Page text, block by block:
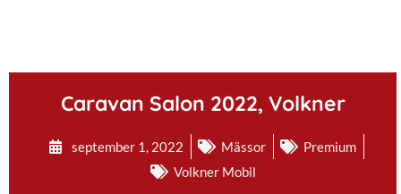
Caravan Salon 2022, Volkner
september 1, 2022 Mässor
Premium
Volkner Mobil